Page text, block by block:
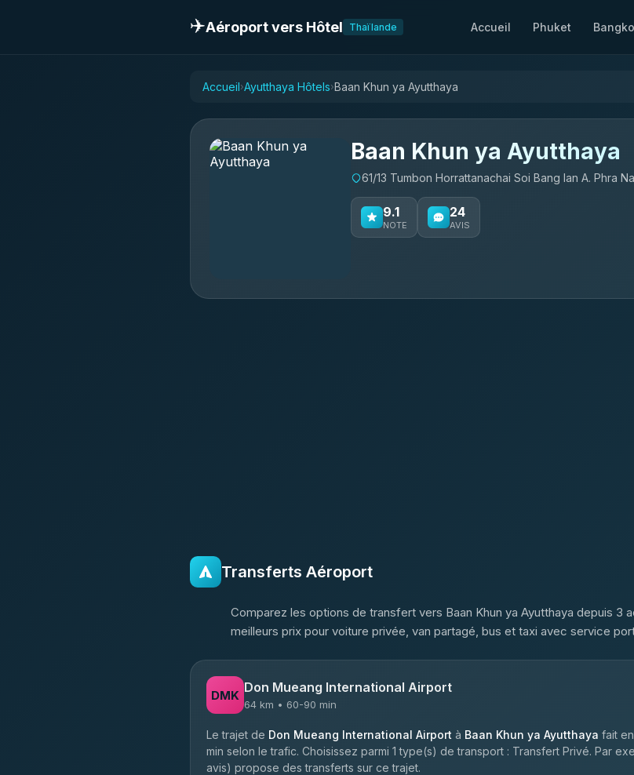
✈️Aéroport vers Hôtel Thaïlande Accueil Phuket
Accueil›Ayutthaya Hôtels›Baan Khun ya Ayutthaya
Baan Khun ya Ayutthaya
61/13 Tumbon Horrattanachai Soi Bang Ian A. Phra
9.1
NOTE
24
AVIS
Transferts Aéroport
Comparez les options de transfert vers Baan Khun ya Ayutthaya depuis 3
meilleurs prix pour voiture privée, van partagé, bus et taxi avec service
DMK Don Mueang International Airport
64 km • 60-90 min
Le trajet de Don Mueang International Airport à Baan Khun ya Ayutthaya fait
min selon le trafic. Choisissez parmi 1 type(s) de transport : Transfert Privé. Par
avis) propose des transferts sur ce trajet.